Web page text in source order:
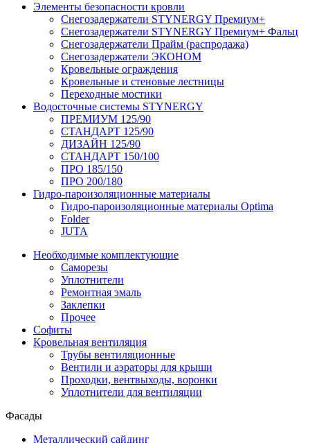
Элементы безопасности кровли
Снегозадержатели STYNERGY Премиум+
Снегозадержатели STYNERGY Премиум+ Фальц
Снегозадержатели Прайм (распродажа)
Снегозадержатели ЭКОНОМ
Кровельные ограждения
Кровельные и стеновые лестницы
Переходные мостики
Водосточные системы STYNERGY
ПРЕМИУМ 125/90
СТАНДАРТ 125/90
ДИЗАЙН 125/90
СТАНДАРТ 150/100
ПРО 185/150
ПРО 200/180
Гидро-пароизоляционные материалы
Гидро-пароизоляционные материалы Optima
Folder
JUTA
Необходимые комплектующие
Саморезы
Уплотнители
Ремонтная эмаль
Заклепки
Прочее
Софиты
Кровельная вентиляция
Трубы вентиляционные
Вентили и аэраторы для крыши
Проходки, вентвыходы, воронки
Уплотнители для вентиляции
Фасады
Металлический сайдинг